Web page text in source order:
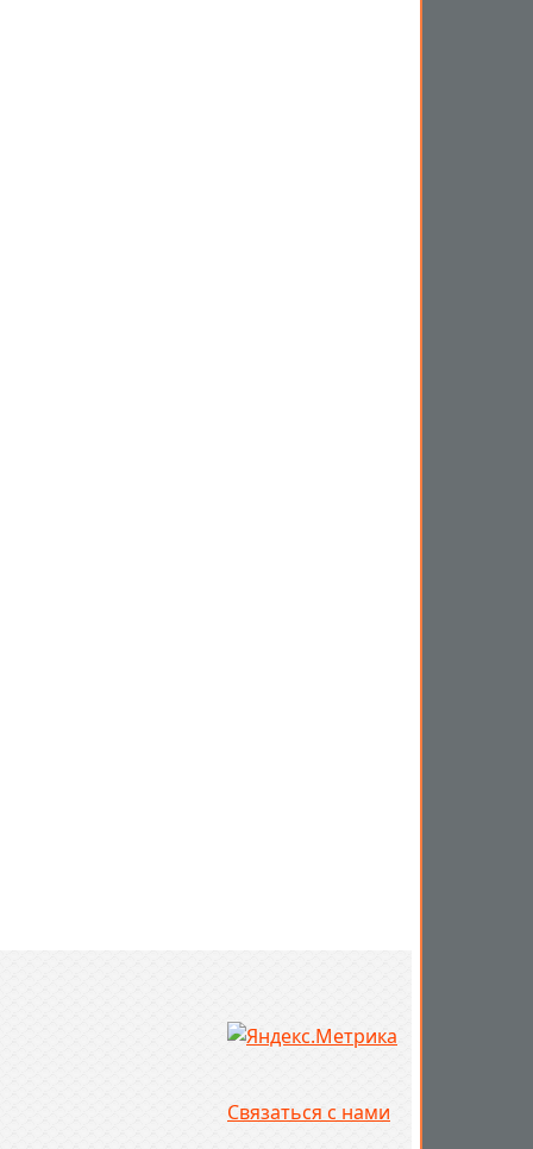
Связаться с нами